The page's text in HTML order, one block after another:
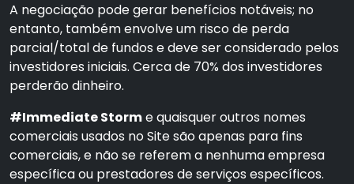
A negociação pode gerar benefícios notáveis; no
entanto, também envolve um risco de perda
parcial/total de fundos e deve ser considerado pelos
investidores iniciais. Cerca de 70% dos investidores
perderão dinheiro.
#Immediate Storme quaisquer outros nomes
comerciais usados no Site são apenas para fins
comerciais, e não se referem a nenhuma empresa
específica ou prestadores de serviços específicos.